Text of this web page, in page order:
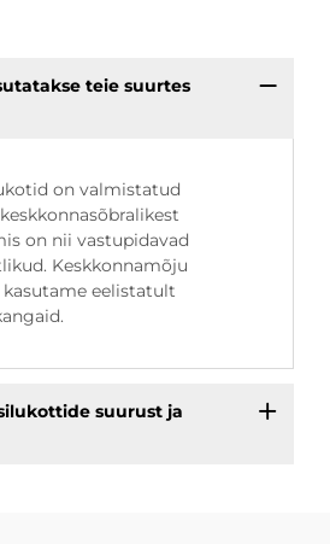
teie suurtes
on valmistatud
on nii vastupidavad
Keskkonnamõju
eelistatult
suurust ja